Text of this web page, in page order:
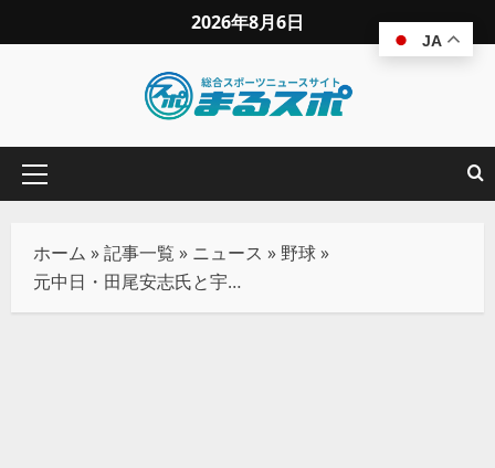
2026年8月6日
ホーム »記事一覧 » ニュース » 野球»
元中日・田尾安志氏と宇野勝氏が”伝説のヘディング事件”を回想。「見れなかったなぁ」と語るあの投手の激怒シーン
JA